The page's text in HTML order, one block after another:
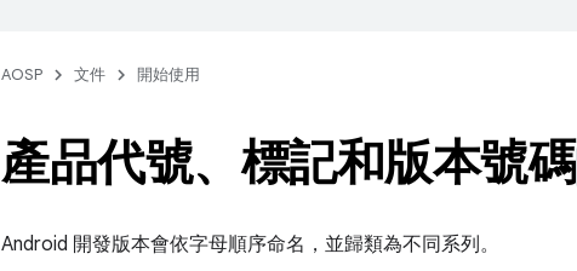
AOSP 文件 開始使用
產品代號、標記和版本號碼
Android 開發版本會依字母順序命名，並歸類為不同系列。